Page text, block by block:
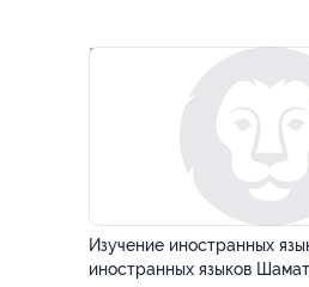
Изучение иностранных
иностранных языков